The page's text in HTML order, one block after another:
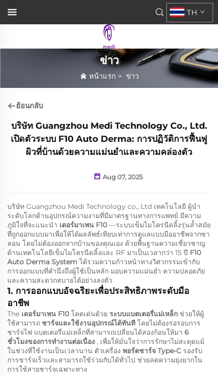
TH
ข่าว
หน้าแรก > ข่าว
ย้อนกลับ
บริษัท Guangzhou Medi Technology Co., Ltd.
เปิดตัวระบบ F10 Auto Derma: การปฏิวัติการฟื้นฟู
ผิวที่บ้านด้วยความแม่นยำและความคล่องตัว
Aug 07, 2025
บริษัท Guangzhou Medi Technology co., Ltd เทคโนโลยี ผู้นำ
ระดับโลกด้านอุปกรณ์ความงามที่มีมาตรฐานทางการแพทย์ มีความ
ภูมิใจที่จะแนะนำ เดอร์มาเพน F10 —ระบบเข็มไมโครนีดลิ้งรุ่นล้ำสมัย
ที่ถูกออกแบบมาเพื่อให้ได้ผลลัพธ์เทียบเท่าการดูแลแบบมืออาชีพจากซา
ลอน โดยไม่ต้องออกจากบ้านของคุณเอง ด้วยพื้นฐานความเชี่ยวชาญ
ด้านเทคโนโลยีเข็มไมโครนีดลิ้งและ RF มาเป็นเวลากว่า 15 ปี F10
Auto Derma Systemได้รวมความก้าวหน้าทางวิศวกรรมเข้ากับ
การออกแบบที่คำนึงถึงผู้ใช้เป็นหลัก มอบความแม่นยำ ความปลอดภัย
และความสะดวกสบายได้อย่างลงตัว
1. การออกแบบอัจฉริยะเพื่อประสิทธิภาพระดับมือ
อาชีพ
The เดอร์มาเพน F10 โดดเด่นด้วย ระบบแบตเตอรี่แม่เหล็ก ช่วยให้ผู้
ใช้สามารถ ชาร์จและใช้งานอุปกรณ์ได้ทันที โดยไม่ต้องรอรอบการ
ชาร์จไฟ แบตเตอรี่แม่เหล็กที่สามารถเปลี่ยนได้สองก้อนให้มา 6
ชั่วโมงของการทำงานต่อเนื่อง , เพื่อให้มั่นใจว่าการรักษาไม่สะดุดแม้
ในช่วงที่ใช้งานเป็นเวลานาน ตัวเครื่อง พอร์ตชาร์จ Type-C รองรับ
การชาร์จเร็วและสามารถใช้ร่วมกับได้ทั่วไป ช่วยลดความยุ่งยากใน
การใช้สายชาร์จเฉพาะทาง